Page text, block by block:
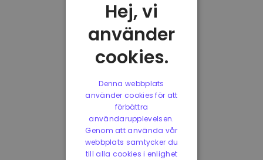
Hej, vi
använder
cookies.
Denna webbplats
använder cookies för att
förbättra
användarupplevelsen.
Genom att använda vår
webbplats samtycker du
till alla cookies i enlighet